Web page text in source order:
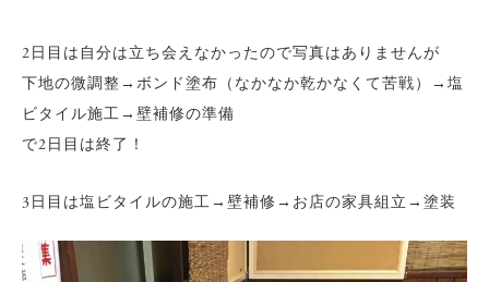
2日目は自分は立ち会えなかったので写真はありませんが
下地の微調整→ボンド塗布（なかなか乾かなくて苦戦）→塩
ビタイル施工→壁補修の準備
で2日目は終了！
3日目は塩ビタイルの施工→壁補修→お店の家具組立→塗装